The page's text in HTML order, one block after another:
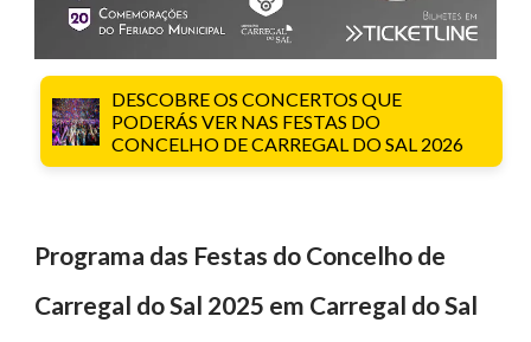
DESCOBRE OS CONCERTOS QUE
PODERÁS VER NAS FESTAS DO
CONCELHO DE CARREGAL DO SAL 2026
Programa das Festas do Concelho de
Carregal do Sal 2025 em Carregal do Sal